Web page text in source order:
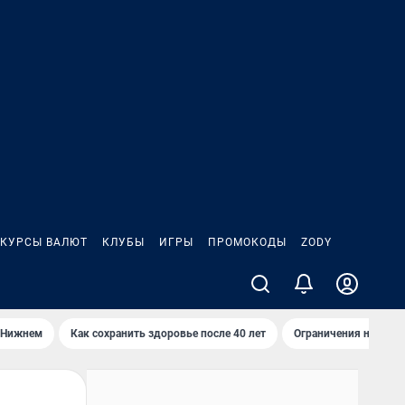
КУРСЫ ВАЛЮТ КЛУБЫ ИГРЫ ПРОМОКОДЫ ZODY
Нижнем Как сохранить здоровье после 40 лет Ограничения на